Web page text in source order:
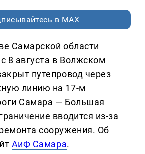
в MAX
Самарской области
8 августа в Волжском
путепровод через
линию на 17-м
Самара — Большая
вводится из-за
сооружения. Об
АиФ Самара.